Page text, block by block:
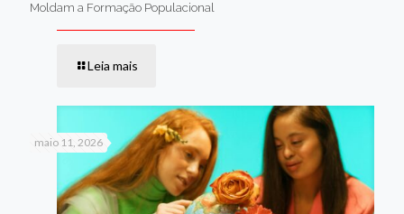
Moldam a Formação Populacional
Leia mais
maio 11, 2026